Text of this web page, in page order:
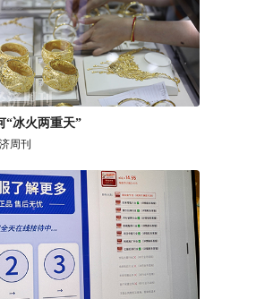
“冰火两重天”
周刊